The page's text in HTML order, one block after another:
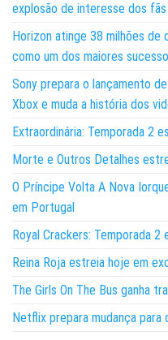
explosão de interesse dos fãs
Horizon atinge 38 milhões de
como um dos maiores
Sony prepara o lançamento
Xbox e muda a história dos
Extraordinária: Temporada 2
Morte e Outros Detalhes
O Príncipe Volta A Nova
em Portugal
Royal Crackers: Temporada 2
Reina Roja estreia hoje em
The Girls On The Bus ganha
Netflix prepara mudança para